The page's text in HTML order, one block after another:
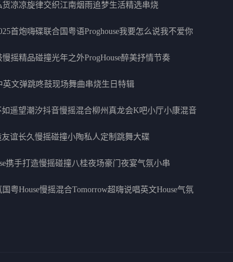
货凉凉旋律交织江南烟雨追梦生活精选串烧
首炮嗨碟联合国粤语Proghouse我要怎么说我不爱你
摇精品碰撞光年之外ProgHouse醉美抒情节奏
英文弹跳咚鼓现场舞曲串烧生日特辑
如遥望潮汐抖音慢摇混合柳州真龙会K吧小厅小康混音
友谊长久慢摇碰撞小陶私人定制跳舞大碟
携手打造慢摇碰撞八桂夜场豪门夜宴气氛小串
粤House慢摇混合Tomorrow超嗨说唱英文House气氛